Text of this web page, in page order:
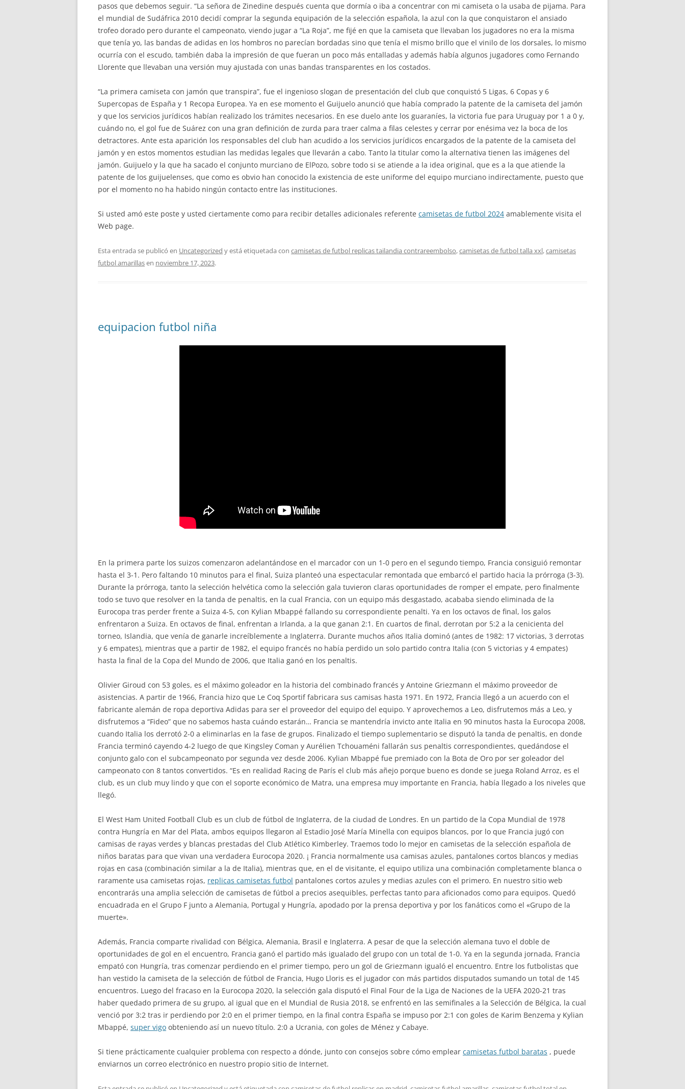
pasos que debemos seguir. “La señora de Zinedine después cuenta que dormía o iba a concentrar con mi camiseta o la usaba de pijama. Para
el mundial de Sudáfrica 2010 decidí comprar la segunda equipación de la selección española, la azul con la que conquistaron el ansiado
trofeo dorado pero durante el campeonato, viendo jugar a “La Roja”, me fijé en que la camiseta que llevaban los jugadores no era la misma
que tenía yo, las bandas de adidas en los hombros no parecían bordadas sino que tenía el mismo brillo que el vinilo de los dorsales, lo mismo
ocurría con el escudo, también daba la impresión de que fueran un poco más entalladas y además había algunos jugadores como Fernando
Llorente que llevaban una versión muy ajustada con unas bandas transparentes en los costados.
“La primera camiseta con jamón que transpira”, fue el ingenioso slogan de presentación del club que conquistó 5 Ligas, 6 Copas y 6
Supercopas de España y 1 Recopa Europea. Ya en ese momento el Guijuelo anunció que había comprado la patente de la camiseta del jamón
y que los servicios jurídicos habían realizado los trámites necesarios. En ese duelo ante los guaraníes, la victoria fue para Uruguay por 1 a 0 y,
cuándo no, el gol fue de Suárez con una gran definición de zurda para traer calma a filas celestes y cerrar por enésima vez la boca de los
detractores. Ante esta aparición los responsables del club han acudido a los servicios jurídicos encargados de la patente de la camiseta del
jamón y en estos momentos estudian las medidas legales que llevarán a cabo. Tanto la titular como la alternativa tienen las imágenes del
jamón. Guijuelo y la que ha sacado el conjunto murciano de ElPozo, sobre todo si se atiende a la idea original, que es a la que atiende la
patente de los guijuelenses, que como es obvio han conocido la existencia de este uniforme del equipo murciano indirectamente, puesto que
por el momento no ha habido ningún contacto entre las instituciones.
Si usted amó este poste y usted ciertamente como para recibir detalles adicionales referente camisetas de futbol 2024 amablemente visita el
Web page.
Esta entrada se publicó en Uncategorized y está etiquetada con camisetas de futbol replicas tailandia contrareembolso,camisetas de futbol talla xxl,camisetas
futbol amarillasen noviembre 17, 2023.
equipacion futbol niña
En la primera parte los suizos comenzaron adelantándose en el marcador con un 1-0 pero en el segundo tiempo, Francia consiguió remontar
hasta el 3-1. Pero faltando 10 minutos para el final, Suiza planteó una espectacular remontada que embarcó el partido hacia la prórroga (3-3).
Durante la prórroga, tanto la selección helvética como la selección gala tuvieron claras oportunidades de romper el empate, pero finalmente
todo se tuvo que resolver en la tanda de penaltis, en la cual Francia, con un equipo más desgastado, acababa siendo eliminada de la
Eurocopa tras perder frente a Suiza 4-5, con Kylian Mbappé fallando su correspondiente penalti. Ya en los octavos de final, los galos
enfrentaron a Suiza. En octavos de final, enfrentan a Irlanda, a la que ganan 2:1. En cuartos de final, derrotan por 5:2 a la cenicienta del
torneo, Islandia, que venía de ganarle increíblemente a Inglaterra. Durante muchos años Italia dominó (antes de 1982: 17 victorias, 3 derrotas
y 6 empates), mientras que a partir de 1982, el equipo francés no había perdido un solo partido contra Italia (con 5 victorias y 4 empates)
hasta la final de la Copa del Mundo de 2006, que Italia ganó en los penaltis.
Olivier Giroud con 53 goles, es el máximo goleador en la historia del combinado francés y Antoine Griezmann el máximo proveedor de
asistencias. A partir de 1966, Francia hizo que Le Coq Sportif fabricara sus camisas hasta 1971. En 1972, Francia llegó a un acuerdo con el
fabricante alemán de ropa deportiva Adidas para ser el proveedor del equipo del equipo. Y aprovechemos a Leo, disfrutemos más a Leo, y
disfrutemos a “Fideo” que no sabemos hasta cuándo estarán… Francia se mantendría invicto ante Italia en 90 minutos hasta la Eurocopa 2008,
cuando Italia los derrotó 2-0 a eliminarlas en la fase de grupos. Finalizado el tiempo suplementario se disputó la tanda de penaltis, en donde
Francia terminó cayendo 4-2 luego de que Kingsley Coman y Aurélien Tchouaméni fallarán sus penaltis correspondientes, quedándose el
conjunto galo con el subcampeonato por segunda vez desde 2006. Kylian Mbappé fue premiado con la Bota de Oro por ser goleador del
campeonato con 8 tantos convertidos. “Es en realidad Racing de París el club más añejo porque bueno es donde se juega Roland Arroz, es el
club, es un club muy lindo y que con el soporte económico de Matra, una empresa muy importante en Francia, había llegado a los niveles que
llegó.
El West Ham United Football Club es un club de fútbol de Inglaterra, de la ciudad de Londres. En un partido de la Copa Mundial de 1978
contra Hungría en Mar del Plata, ambos equipos llegaron al Estadio José María Minella con equipos blancos, por lo que Francia jugó con
camisas de rayas verdes y blancas prestadas del Club Atlético Kimberley. Traemos todo lo mejor en camisetas de la selección española de
niños baratas para que vivan una verdadera Eurocopa 2020. ¡ Francia normalmente usa camisas azules, pantalones cortos blancos y medias
rojas en casa (combinación similar a la de Italia), mientras que, en el de visitante, el equipo utiliza una combinación completamente blanca o
raramente usa camisetas rojas, replicas camisetas futbol pantalones cortos azules y medias azules con el primero. En nuestro sitio web
encontrarás una amplia selección de camisetas de fútbol a precios asequibles, perfectas tanto para aficionados como para equipos. Quedó
encuadrada en el Grupo F junto a Alemania, Portugal y Hungría, apodado por la prensa deportiva y por los fanáticos como el «Grupo de la
muerte».
Además, Francia comparte rivalidad con Bélgica, Alemania, Brasil e Inglaterra. A pesar de que la selección alemana tuvo el doble de
oportunidades de gol en el encuentro, Francia ganó el partido más igualado del grupo con un total de 1-0. Ya en la segunda jornada, Francia
empató con Hungría, tras comenzar perdiendo en el primer tiempo, pero un gol de Griezmann igualó el encuentro. Entre los futbolistas que
han vestido la camiseta de la selección de fútbol de Francia, Hugo Lloris es el jugador con más partidos disputados sumando un total de 145
encuentros. Luego del fracaso en la Eurocopa 2020, la selección gala disputó el Final Four de la Liga de Naciones de la UEFA 2020-21 tras
haber quedado primera de su grupo, al igual que en el Mundial de Rusia 2018, se enfrentó en las semifinales a la Selección de Bélgica, la cual
venció por 3:2 tras ir perdiendo por 2:0 en el primer tiempo, en la final contra España se impuso por 2:1 con goles de Karim Benzema y Kylian
Mbappé, super vigo obteniendo así un nuevo título. 2:0 a Ucrania, con goles de Ménez y Cabaye.
Si tiene prácticamente cualquier problema con respecto a dónde, junto con consejos sobre cómo emplear camisetas futbol baratas , puede
enviarnos un correo electrónico en nuestro propio sitio de Internet.